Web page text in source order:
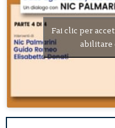
Fai clic per
abilitare